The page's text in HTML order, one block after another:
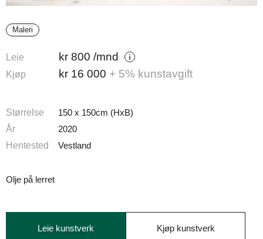
Maleri
Leie kr 800 /mnd
Kjøp kr 16 000 + 5% kunstavgift
Størrelse
150 x 150cm (HxB)
År
2020
Hentested
Vestland
Olje på lerret
Leie kunstverk Kjøp kunstverk